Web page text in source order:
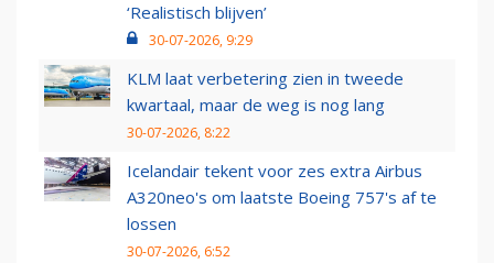
‘Realistisch blijven’
30-07-2026, 9:29
KLM laat verbetering zien in tweede
kwartaal, maar de weg is nog lang
30-07-2026, 8:22
Icelandair tekent voor zes extra Airbus
A320neo's om laatste Boeing 757's af te
lossen
30-07-2026, 6:52